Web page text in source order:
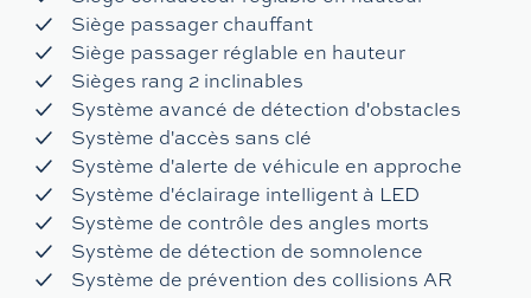
Siège passager chauffant
Siège passager réglable en hauteur
Sièges rang 2 inclinables
Système avancé de détection d'obstacles
Système d'accès sans clé
Système d'alerte de véhicule en approche
Système d'éclairage intelligent à LED
Système de contrôle des angles morts
Système de détection de somnolence
Système de prévention des collisions AR